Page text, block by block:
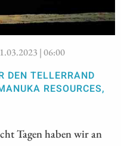
| 06:00
DEN TELLERRAND
RESOURCES,
Tagen haben wir an